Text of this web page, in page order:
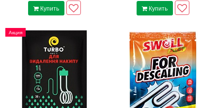
Купить Купить
Акция